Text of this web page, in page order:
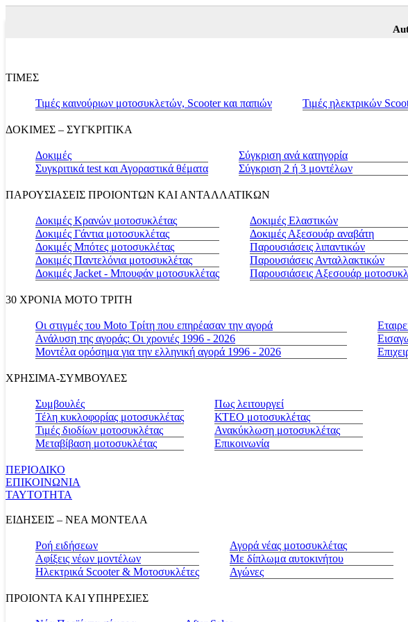
ΤΙΜΕΣ
Τιμές καινούριων μοτοσυκλετών, Scooter και παπιών Τιμές ηλεκτρικών
ΔΟΚΙΜΕΣ – ΣΥΓΚΡΙΤΙΚΑ
Δοκιμές
Συγκριτικά test και Αγοραστικά θέματα
Σύγκριση ανά κατηγορία
Σύγκριση 2 ή 3 μοντέλων
ΠΑΡΟΥΣΙΑΣΕΙΣ ΠΡΟΙΟΝΤΩΝ ΚΑΙ ΑΝΤΑΛΛΑΤΙΚΩΝ
Δοκιμές Κρανών μοτοσυκλέτας
Δοκιμές Γάντια μοτοσυκλέτας
Δοκιμές Μπότες μοτοσυκλέτας
Δοκιμές Παντελόνια μοτοσυκλέτας
Δοκιμές Jacket - Μπουφάν μοτοσυκλέτας
Δοκιμές Ελαστικών
Δοκιμές Αξεσουάρ αναβάτη
Παρουσιάσεις λιπαντικών
Παρουσιάσεις Ανταλλακτικών
Παρουσιάσεις Αξεσουάρ
30 ΧΡΟΝΙΑ MOTO ΤΡΙΤΗ
Οι στιγμές του Moto Τρίτη που επηρέασαν την αγορά
Ανάλυση της αγοράς: Οι χρονιές 1996 - 2026
Μοντέλα ορόσημα για την ελληνική αγορά 1996 - 2026
ΧΡΗΣΙΜΑ-ΣΥΜΒΟΥΛΕΣ
Συμβουλές
Τέλη κυκλοφορίας μοτοσυκλέτας
Τιμές διοδίων μοτοσυκλέτας
Μεταβίβαση μοτοσυκλέτας
Πως λειτουργεί
ΚΤΕΟ μοτοσυκλέτας
Ανακύκλωση μοτοσυκλέτας
Επικοινωνία
ΠΕΡΙΟΔΙΚΟ
ΕΠΙΚΟΙΝΩΝΙΑ
ΤΑΥΤΟΤΗΤΑ
ΕΙΔΗΣΕΙΣ – ΝΕΑ ΜΟΝΤΕΛΑ
Ροή ειδήσεων
Αφίξεις νέων μοντέλων
Ηλεκτρικά Scooter & Μοτοσυκλέτες
Αγορά νέας μοτοσυκλέτας
Με δίπλωμα αυτοκινήτου
Αγώνες
ΠΡΟΙΟΝΤΑ ΚΑΙ ΥΠΗΡΕΣΙΕΣ